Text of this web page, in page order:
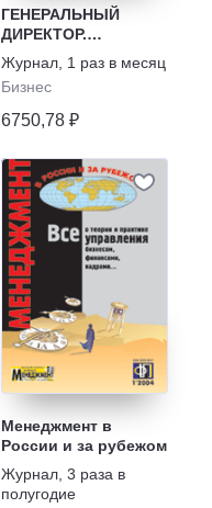
ГЕНЕРАЛЬНЫЙ
ДИРЕКТОР.
Персональный
журнал
руководителя
Журнал 1 раз в месяц
Бизнес
6750,78 ₽
Менеджмент в
России и за рубежом
Журнал 3 раза в
полугодие